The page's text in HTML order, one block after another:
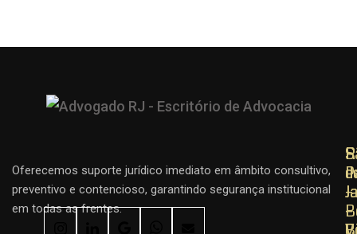
Oferecemos suporte jurídico imediato em âmbito consultivo,
preventivo e contencioso, garantindo segurança institucional
em todas as frentes.
–
–
–